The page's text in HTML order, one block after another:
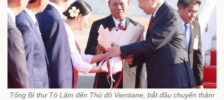
Tổng Bí thư Tô Lâm đến Thủ đô Vientiane, bắt đầu chuyến thăm